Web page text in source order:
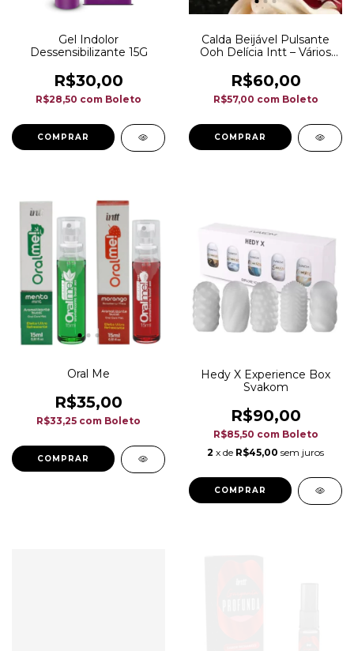
Gel Indolor
Dessensibilizante 15G
R$30,00
R$28,50 com Boleto
Calda Beijável Pulsante
Ooh Delícia Intt – Vários
R$60,00
R$57,00 com Boleto
COMPRAR
Oral Me
R$35,00
R$33,25 com Boleto
COMPRAR
Hedy X Experience Box
Svakom
R$90,00
R$85,50 com Boleto
2 x de R$45,00 sem juros